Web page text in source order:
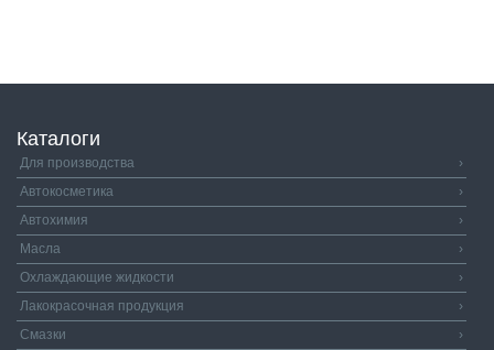
Каталоги
Для производства
›
Автокосметика
›
Автохимия
›
Масла
›
Охлаждающие жидкости
›
Лакокрасочная продукция
›
Смазки
›